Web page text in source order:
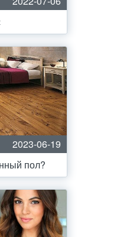
2023-06-19
пол?